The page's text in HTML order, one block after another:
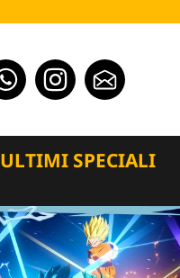
ULTIMI SPECIALI